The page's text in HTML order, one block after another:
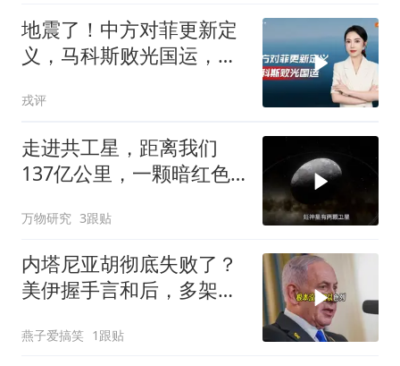
地震了！中方对菲更新定
义，马科斯败光国运，还
戎评
走进共工星，距离我们
137亿公里，一颗暗红色
万物研究 3跟贴
内塔尼亚胡彻底失败了？
美伊握手言和后，多架美
燕子爱搞笑 1跟贴